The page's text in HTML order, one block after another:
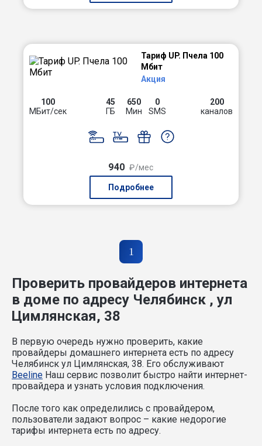
Тариф UP. Пчела 100
Мбит
Акция
100
МБит/сек
45
ГБ
650
Мин
0
SMS
200
каналов
940 ₽/мес
Подробнее
1
Проверить провайдеров интернета
в доме по адресу Челябинск , ул
Цимлянская, 38
В первую очередь нужно проверить, какие
провайдеры домашнего интернета есть по адресу
Челябинск ул Цимлянская, 38. Его обслуживают
Beeline Наш сервис позволит быстро найти интернет-
провайдера и узнать условия подключения.
После того как определились с провайдером,
пользователи задают вопрос – какие недорогие
тарифы интернета есть по адресу.